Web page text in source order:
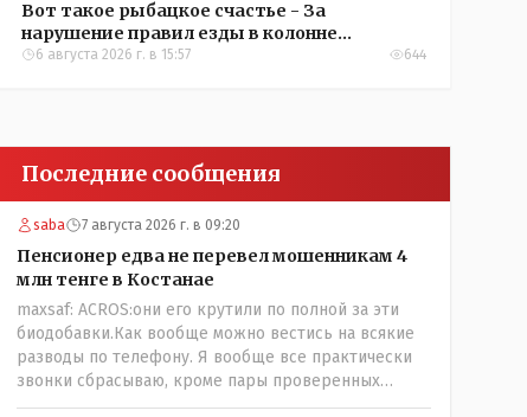
Вот такое рыбацкое счастье - За
нарушение правил езды в колонне
оштрафовали участников соревнований в
6 августа 2026 г. в 15:57 644
Последние сообщения
saba 7 августа 2026 г. в 09:20
Пенсионер едва не перевел мошенникам 4
млн тенге в Костанае
maxsaf: ACROS:они его крутили по полной за эти
биодобавки.Как вообще можно вестись на всякие
разводы по телефону. Я вообще все практически
звонки сбрасываю, кроме пары проверенных
контактов. Один раз мне мой банк позвонил, не